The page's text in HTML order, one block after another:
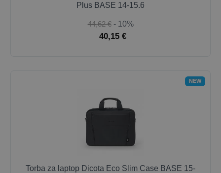
Plus BASE 14-15.6
44,62 € - 10%
40,15 €
NEW
Torba za laptop Dicota Eco Slim Case BASE 15-